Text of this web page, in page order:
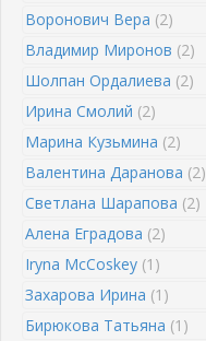
Воронович Вера (2)
Владимир Миронов (2)
Шолпан Ордалиева (2)
Ирина Смолий (2)
Марина Кузьмина (2)
Валентина Даранова (2)
Светлана Шарапова (2)
Алена Еградова (2)
Iryna McCoskey (1)
Захарова Ирина (1)
Бирюкова Татьяна (1)